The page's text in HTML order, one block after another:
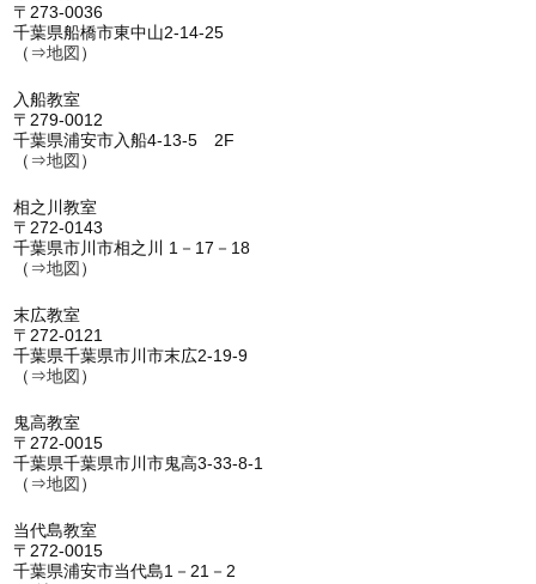
〒273-0036
千葉県船橋市東中山2-14-25
（⇒地図 ）
入船教室
〒279-0012
千葉県浦安市入船4-13-5 2F
（⇒地図 ）
相之川教室
〒272-0143
千葉県市川市相之川 1－17－18
（⇒地図 ）
末広教室
〒272-0121
千葉県千葉県市川市末広2-19-9
（⇒地図 ）
鬼高教室
〒272-0015
千葉県千葉県市川市鬼高3-33-8-1
（⇒地図 ）
当代島教室
〒272-0015
千葉県浦安市当代島1－21－2